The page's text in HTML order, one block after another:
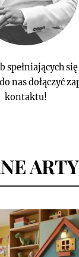
spełniających
nas dołączyć
kontaktu!